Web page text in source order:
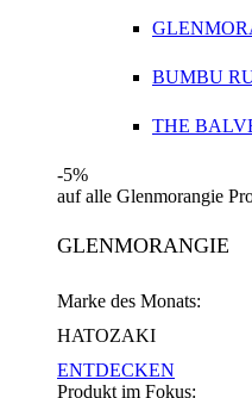
BUMBU
THE
-5%
auf alle Glenmorangie
GLENMORANGIE
Marke des Monats:
HATOZAKI
ENTDECKEN
Produkt im Fokus: